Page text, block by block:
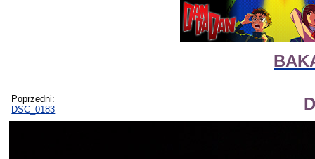
Poprzedni:
DSC_0183